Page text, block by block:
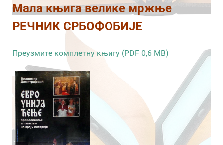
Мала књига велике мржње
РЕЧНИК СРБОФОБИЈЕ
Преузмите комплетну књигу (PDF 0,6 MB)